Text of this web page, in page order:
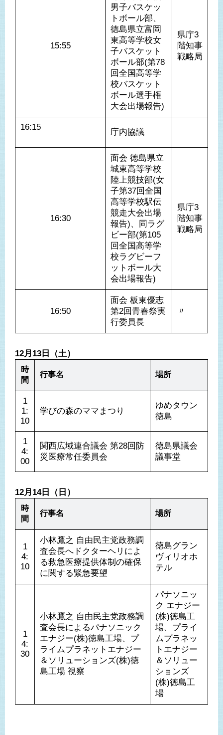
15:55
男子バスケッ
トボール部、
徳島県立富岡
東高等学校女
子バスケット
ボール部(第78
回全国高等学
校バスケット
ボール選手権
大会出場報告)
県庁3
階知事
戦略局
16:15
庁内協議
16:30
面会 徳島県立
城東高等学校
陸上競技部(女
子第37回全国
高等学校駅伝
競走大会出場
報告)、同ラグ
ビー部(第105
回全国高等学
校ラグビーフ
ットボール大
会出場報告)
県庁3
階知事
戦略局
16:50
面会 板東優志
第2回青春祭実
行委員長
〃
12月13日（土）
時
間
行事名 場所
1
1:
10
学びの森のママまつり
ゆめタウン
徳島
1
4:
00
関西広域連合議会 第28回防
災医療常任委員会
徳島県議会
議事堂
12月14日（日）
時
間
行事名 場所
1
4:
10
小林鷹之 自由民主党政務調
査会長へドクターヘリによ
る救急医療提供体制の確保
に関する緊急要望
徳島グラン
ヴィリオホ
テル
1
4:
30
小林鷹之 自由民主党政務調
査会長によるパナソニック
エナジー(株)徳島工場、プ
ライムプラネットエナジー
＆ソリューションズ(株)徳
島工場 視察
パナソニッ
ク エナジー
(株)徳島工
場、プライ
ムプラネッ
トエナジー
＆ソリュー
ションズ
(株)徳島工
場